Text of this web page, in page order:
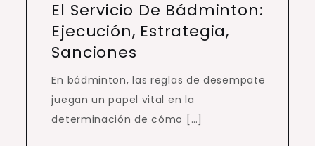
El Servicio De Bádminton:
Ejecución, Estrategia,
Sanciones
En bádminton, las reglas de desempate
juegan un papel vital en la
determinación de cómo […]